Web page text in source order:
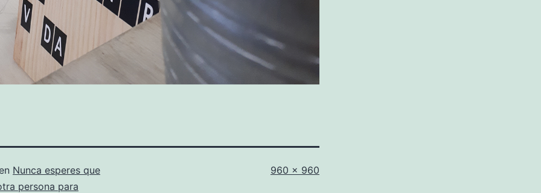
Nunca esperes que
persona para
Tamaño
960 × 960